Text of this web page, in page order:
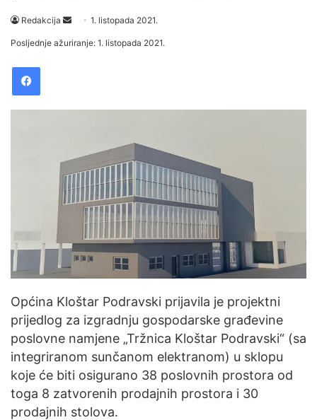
Redakcija
Send1. listopada 2021.
Posljednje ažuriranje: 1. listopada 2021.
Facebook
Općina Kloštar Podravski prijavila je projektni
prijedlog za izgradnju gospodarske građevine
poslovne namjene „Tržnica Kloštar Podravski“ (sa
integriranom sunčanom elektranom) u sklopu
koje će biti osigurano 38 poslovnih prostora od
toga 8 zatvorenih prodajnih prostora i 30
prodajnih stolova.